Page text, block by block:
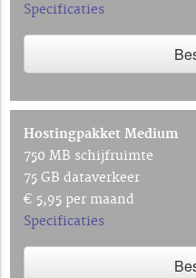
Specificaties
Hostingpakket Medium
750 MB schijfruimte
75 GB dataverkeer
€ 5,95 per maand
Specificaties